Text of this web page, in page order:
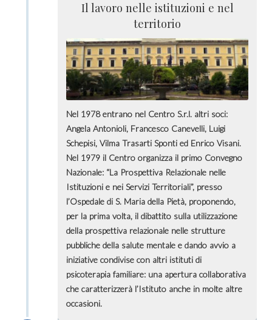
Il lavoro nelle istituzioni e nel
territorio
Nel 1978 entrano nel Centro S.r.l. altri soci:
Angela Antonioli, Francesco Canevelli, Luigi
Schepisi, Vilma Trasarti Sponti ed Enrico Visani.
Nel 1979 il Centro organizza il primo Convegno
Nazionale: “La Prospettiva Relazionale nelle
Istituzioni e nei Servizi Territoriali”, presso
l’Ospedale di S. Maria della Pietà, proponendo,
per la prima volta, il dibattito sulla utilizzazione
della prospettiva relazionale nelle strutture
pubbliche della salute mentale e dando avvio a
iniziative condivise con altri istituti di
psicoterapia familiare: una apertura collaborativa
che caratterizzerà l’Istituto anche in molte altre
occasioni.